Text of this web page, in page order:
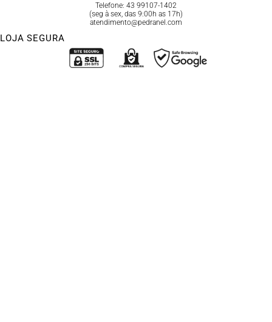
Telefone: 43 99107-1402
(seg à sex, das 9:00h as 17h)
atendimento@pedranel.com
LOJA SEGURA